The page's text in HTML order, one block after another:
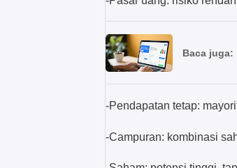
Baca juga:
-Pendapatan tetap:
-Campuran: kombinasi